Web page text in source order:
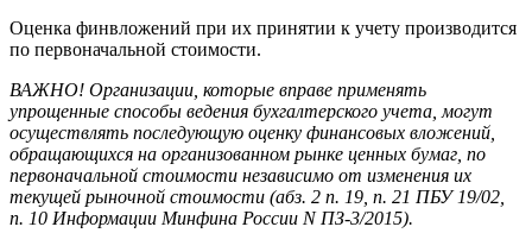
Оценка финвложений при их принятии к учету производится
по первоначальной стоимости.
ВАЖНО! Организации, которые вправе применять
упрощенные способы ведения бухгалтерского учета, могут
осуществлять последующую оценку финансовых вложений,
обращающихся на организованном рынке ценных бумаг, по
первоначальной стоимости независимо от изменения их
текущей рыночной стоимости (абз. 2 п. 19, п. 21 ПБУ 19/02,
п. 10 Информации Минфина России N ПЗ-3/2015).